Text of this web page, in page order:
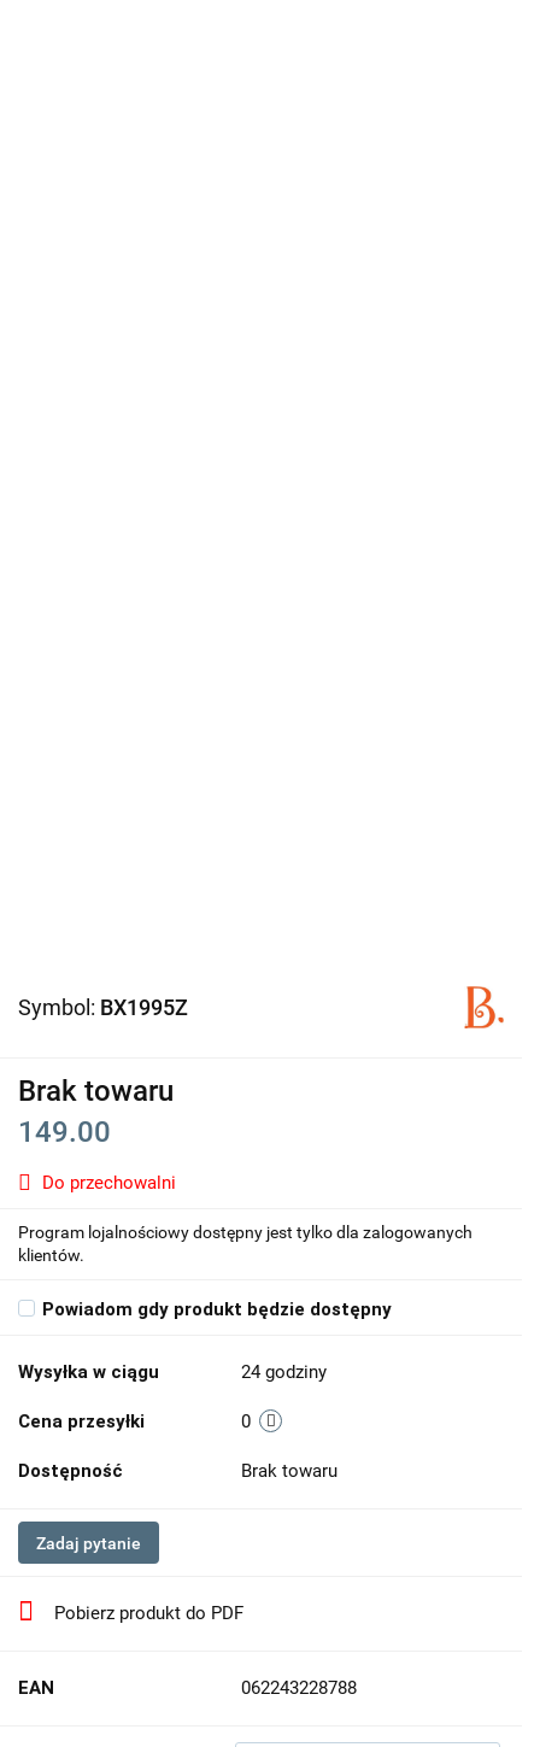
Symbol: BX1995Z
Brak towaru
149.00
Do przechowalni
Program lojalnościowy dostępny jest tylko dla zalogowanych
klientów.
Powiadom gdy produkt będzie dostępny
Wysyłka w ciągu 24 godziny
Cena przesyłki 0
Dostępność Brak towaru
Zadaj pytanie
Pobierz produkt do PDF
EAN 062243228788